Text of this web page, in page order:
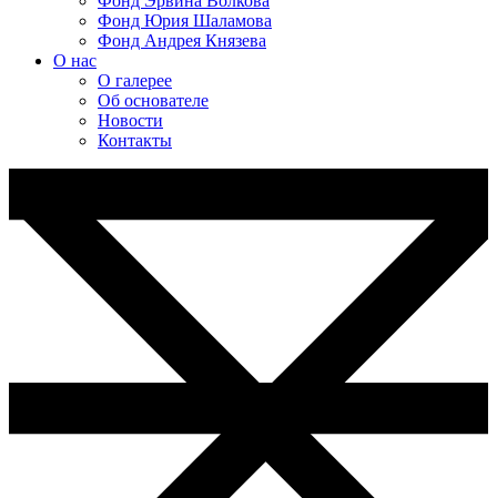
Фонд Юрия Шаламова
Фонд Андрея Князева
О нас
О галерее
Об основателе
Новости
Контакты